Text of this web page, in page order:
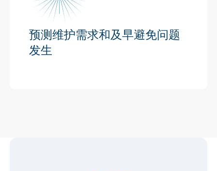
预测维护需求和及早避免问题
发生